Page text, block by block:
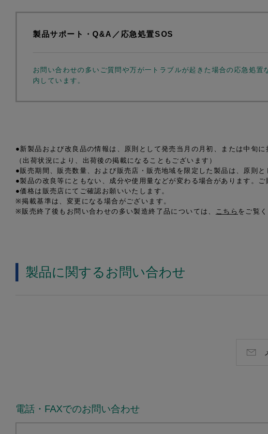
製品サポート・Q&A／応急処置SOS
お問い合わせの多いご質問や万が一トラブルが起きた場合の応急処置
内しています。
●新製品および改良品の情報は、原則として発売当月の月初、または中旬に
（出荷状況により、出荷後の掲載になることもございます）
●販売期間、販売数量、および販売店・販売地域を限定した製品は、原則と
●製品の改良等にともない、成分や使用量などが変わる場合があります。
●価格は販売店にてご確認お願いいたします。
※掲載基準は、変更になる場合がございます。
※販売終了後もお問い合わせの多い製造終了品については、
こちら をご覧
製品に関するお問い合わせ
電話・FAXでのお問い合わせ